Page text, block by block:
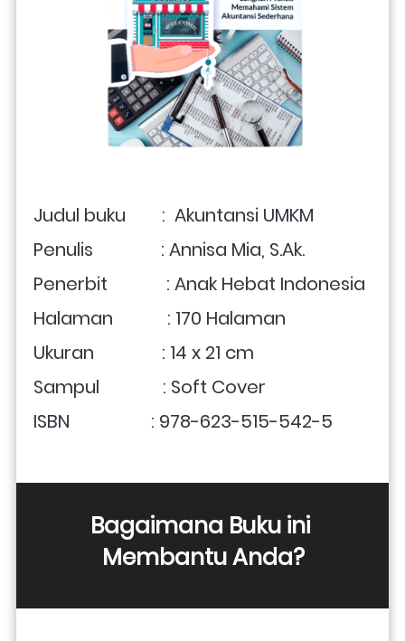
Judul buku        :  Akuntansi UMKM
Penulis               : Annisa Mia, S.Ak.
Penerbit             : Anak Hebat Indonesia
Halaman            : 170 Halaman
Ukuran               : 14 x 21 cm
Sampul              : Soft Cover
ISBN                  : 978-623-515-542-5
Bagaimana Buku ini
Membantu Anda?